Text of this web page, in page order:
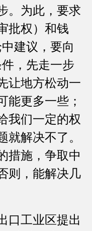
。为此，要求
批权）和钱
中建议，要向
，先走一步
让地方松动一
能更多一些；
我们一定的权
就解决不了。
措施，争取中
则，能解决几
工业区提出